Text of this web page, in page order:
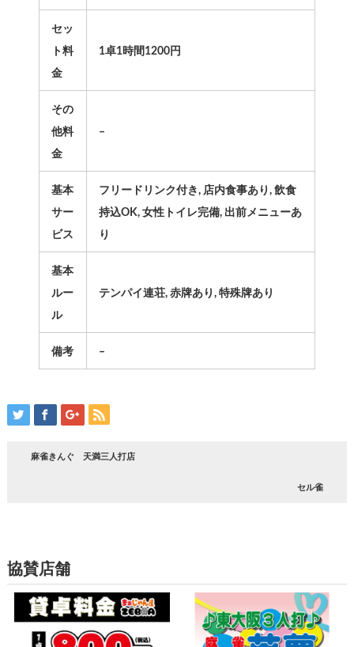
セッ
ト料
金
1卓1時間1200円
その
他料
金
–
基本
サー
ビス
フリードリンク付き, 店内食事あり, 飲食
持込OK, 女性トイレ完備, 出前メニューあ
り
基本
ルー
ル
テンパイ連荘, 赤牌あり, 特殊牌あり
備考 –
麻雀きんぐ 天満三人打店
セル雀
協賛店舗